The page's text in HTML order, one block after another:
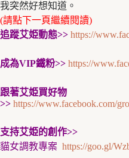
我突然好想知道。
(請點下一頁繼續閱讀)
追蹤艾姫動態>> https://
成為VIP鐵粉>> https://
跟著艾姫買好物
>> https://www.facebook.com/
支持艾姫的創作>>
貓女調教專案 https://goo.gl/